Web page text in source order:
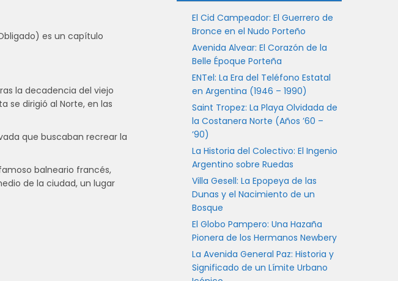
es un capítulo
la decadencia del viejo
se dirigió al Norte, en las
que buscaban recrear la
balneario francés,
de la ciudad, un lugar
El Cid Campeador: El Guerrero de
Bronce en el Nudo Porteño
Avenida Alvear: El Corazón de la
Belle Époque Porteña
ENTel: La Era del Teléfono Estatal
en Argentina (1946 – 1990)
Saint Tropez: La Playa Olvidada de
la Costanera Norte (Años ’60 –
’90)
La Historia del Colectivo: El Ingenio
Argentino sobre Ruedas
Villa Gesell: La Epopeya de las
Dunas y el Nacimiento de un
Bosque
El Globo Pampero: Una Hazaña
Pionera de los Hermanos Newbery
La Avenida General Paz: Historia y
Significado de un Límite Urbano